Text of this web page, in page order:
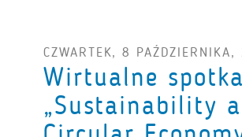
CZWARTEK, 8
Wirtualne
„Sustainability